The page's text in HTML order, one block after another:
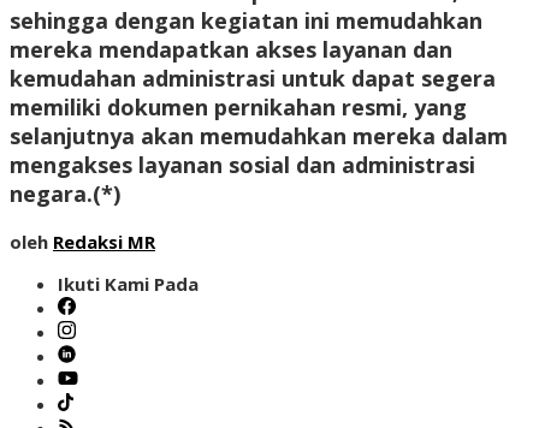
sehingga dengan kegiatan ini memudahkan
mereka mendapatkan akses layanan dan
kemudahan administrasi untuk dapat segera
memiliki dokumen pernikahan resmi, yang
selanjutnya akan memudahkan mereka dalam
mengakses layanan sosial dan administrasi
negara.(*)
oleh Redaksi MR
Ikuti Kami Pada